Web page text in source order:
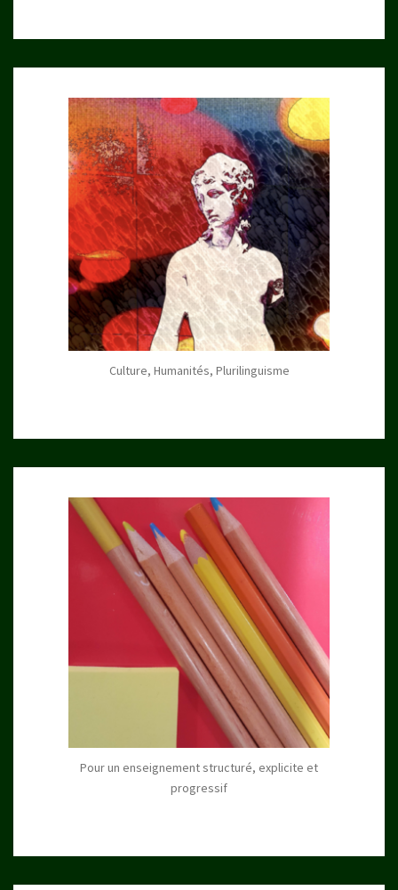
Culture, Humanités, Plurilinguisme
Pour un enseignement structuré, explicite et
progressif